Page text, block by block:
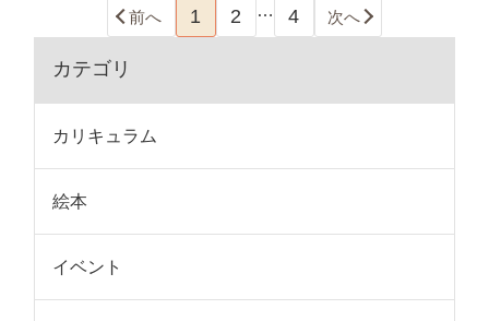
前へ 1 2 … 4 次へ
カテゴリ
カリキュラム
絵本
イベント